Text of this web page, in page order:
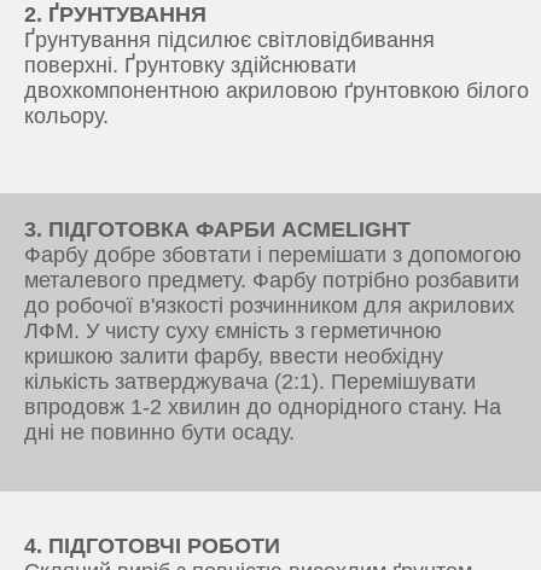
2. ҐРУНТУВАННЯ
Ґрунтування підсилює світловідбивання
поверхні. Ґрунтовку здійснювати
двохкомпонентною акриловою ґрунтовкою білого
кольору.
3. ПІДГОТОВКА ФАРБИ ACMELIGHT
Фарбу добре збовтати і перемішати з допомогою
металевого предмету. Фарбу потрібно розбавити
до робочої в'язкості розчинником для акрилових
ЛФМ. У чисту суху ємність з герметичною
кришкою залити фарбу, ввести необхідну
кількість затверджувача (2:1). Перемішувати
впродовж 1-2 хвилин до однорідного стану. На
дні не повинно бути осаду.
4. ПІДГОТОВЧІ РОБОТИ